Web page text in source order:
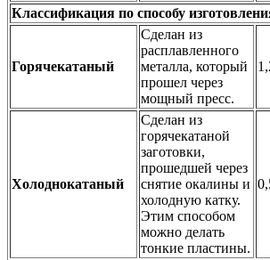
Классификация по способу
Горячекатаный
Сделан из
расплавленного
металла, который
прошел через
мощный пресс.
Холоднокатаный
Сделан из
горячекатаной
заготовки,
прошедшей через
снятие окалины и
холодную катку.
Этим способом
можно делать
тонкие пластины.